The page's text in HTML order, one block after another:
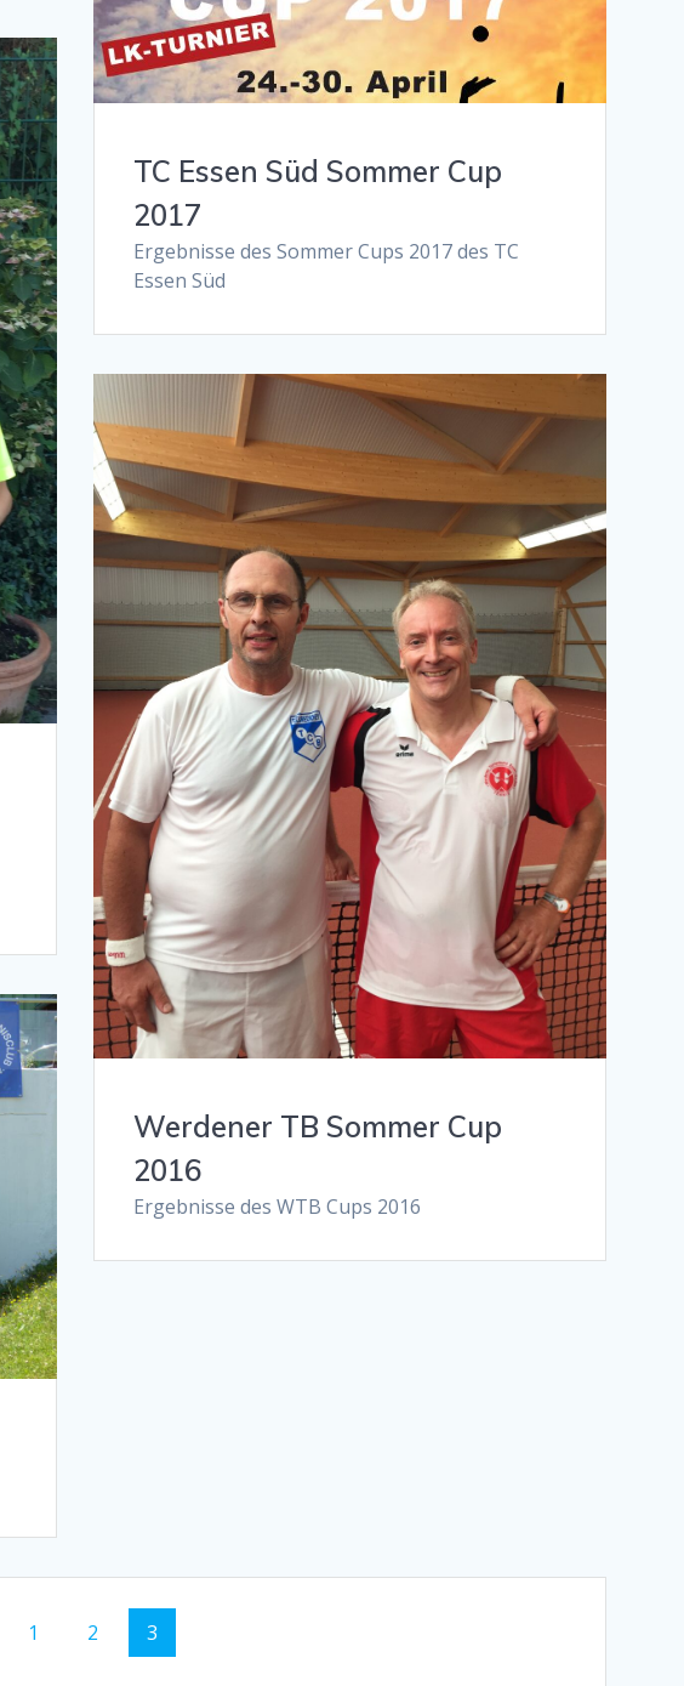
TC Essen Süd Sommer Cup
2017
Ergebnisse des Sommer Cups 2017 des TC
Essen Süd
Werdener TB Sommer Cup
2016
Ergebnisse des WTB Cups 2016
Page
1 Page
2 Page
3